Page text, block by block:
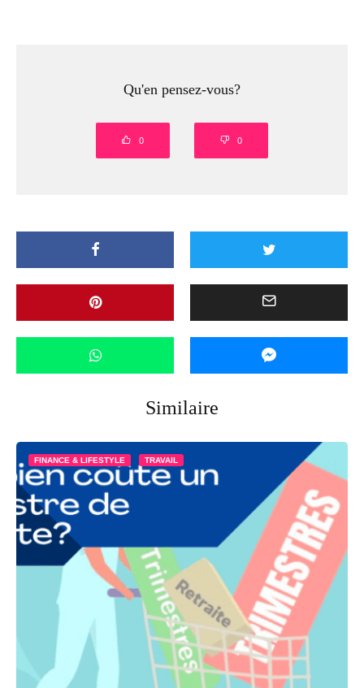
Qu'en pensez-vous?
0 0
Similaire
FINANCE & LIFESTYLE TRAVAIL